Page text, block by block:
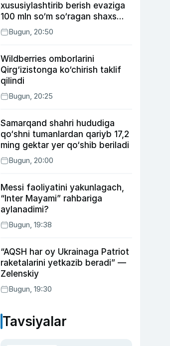
xususiylashtirib berish evaziga
100 mln so‘m so‘ragan shaxs
ushlandi
Bugun, 20:50
Wildberries omborlarini
Qirg‘izistonga ko‘chirish taklif
qilindi
Bugun, 20:25
Samarqand shahri hududiga
qo‘shni tumanlardan qariyb 17,2
ming gektar yer qo‘shib beriladi
Bugun, 20:00
Messi faoliyatini yakunlagach,
“Inter Mayami” rahbariga
aylanadimi?
Bugun, 19:38
“AQSH har oy Ukrainaga Patriot
raketalarini yetkazib beradi” —
Zelenskiy
Bugun, 19:30
Tavsiyalar